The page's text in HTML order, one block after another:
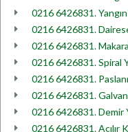
0216 6426831.
0216 6426831.
0216 6426831.
0216 6426831. Spiral
0216 6426831.
0216 6426831.
0216 6426831. Demir
0216 6426831. Açılır